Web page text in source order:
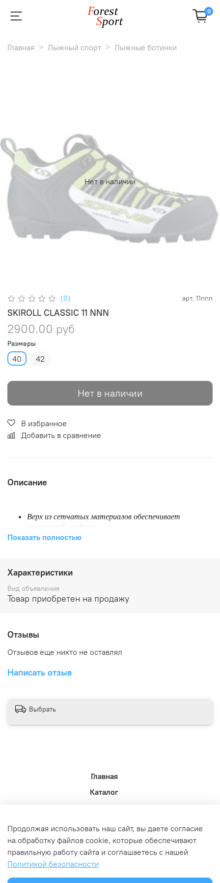
0
Главная Лыжный спорт Лыжные ботинки
Нет в наличии
(0) арт. 11nnn
SKIROLL CLASSIC 11 NNN
2900.00 руб
Размеры
40 42
Нет в наличии
В избранное
Добавить в сравнение
Описание
Верх из сетчатых материалов обеспечивает
повышеннй комфорт.
Система быстрой шнуровки облегчает надевание
Улучшена анатомическая колодка до средней
полноты.
Система крепления совместима с NNN.
Показать полностью
Характеристики
Вид объявления
Товар приобретен на продажу
Отзывы
Отзывов еще никто не оставлял
Написать отзыв
Выбрать
Главная
Каталог
Доставка
Политика возврата
Связь с администрацией
Продолжая использовать наш сайт, вы даете согласие
на обработку файлов cookie, которые обеспечивают
правильную работу сайта и соглашаетесь с нашей
Политикой безопасности